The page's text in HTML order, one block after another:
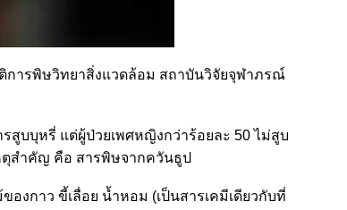
การพิษวิทยาสิ่งแวดล้อม สถาบันวิจัยจุฬาภรณ์
สูบบุหรี่ แต่ผู้ป่วยเพศหญิงกว่าร้อยละ 50 ไม่สูบ
ตุสำคัญ คือ สารพิษจากควันธูป
องกาว ขี้เลื่อย น้ำหอม (เป็นสารเคมีเดียวกับที่